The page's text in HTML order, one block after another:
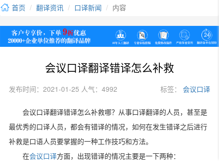
首页 翻译资讯 口译新闻 内容
会议口译翻译错译怎么补救
发布时间：2021-01-25 人气：4992 标签： 会议口译
会议口译翻译错译怎么补救哪？从事口译翻译的人员，甚至是
最优秀的口译人员，都会有错译的情况，如何在发生错译之后进行
补救是口语人员要掌握的一种工作技巧和方法。
在会议口译方面，出现错译的情况主要是一下两种：